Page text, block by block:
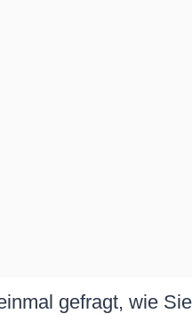
gefragt, wie